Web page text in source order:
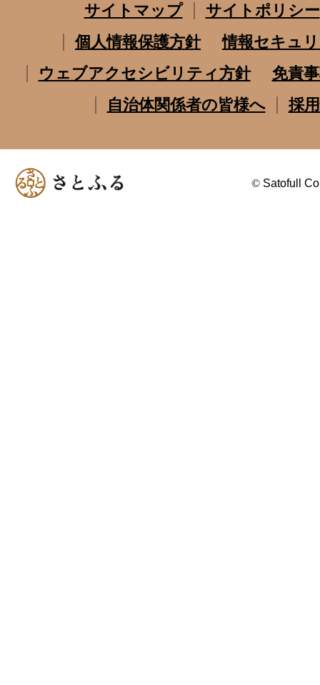
サイトマップ
サイトポリシー
個人情報保護方針
情報セキュ
ウェブアクセシビリティ方針
免責
自治体関係者の皆様へ
採
© Satofull